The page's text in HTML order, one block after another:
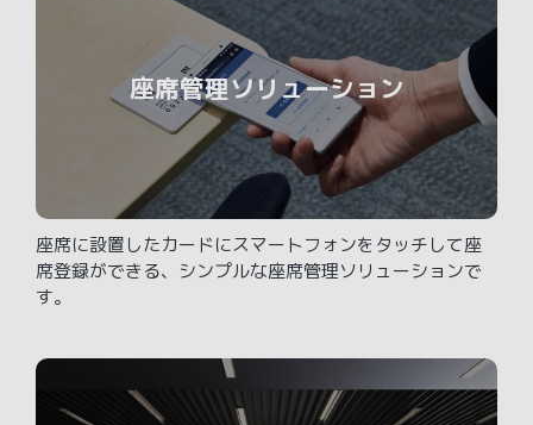
座席管理ソリューション
座席に設置したカードにスマートフォンをタッチして座
席登録ができる、シンプルな座席管理ソリューションで
す。